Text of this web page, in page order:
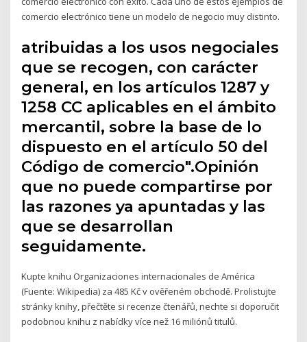
comercio electrónico tiene un modelo de negocio muy distinto.
atribuidas a los usos negociales
que se recogen, con carácter
general, en los artículos 1287 y
1258 CC aplicables en el ámbito
mercantil, sobre la base de lo
dispuesto en el artículo 50 del
Código de comercio".Opinión
que no puede compartirse por
las razones ya apuntadas y las
que se desarrollan
seguidamente.
Kupte knihu Organizaciones internacionales de América
(Fuente: Wikipedia) za 485 Kč v ověřeném obchodě. Prolistujte
stránky knihy, přečtěte si recenze čtenářů, nechte si doporučit
podobnou knihu z nabídky více než 16 miliónů titulů.